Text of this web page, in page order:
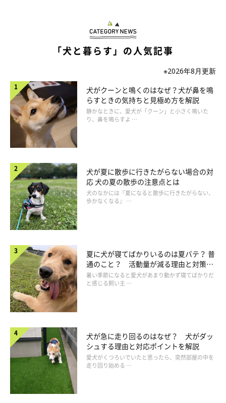
「犬と暮らす」の人気記事
※2026年8月更新
犬がクーンと鳴くのはなぜ？犬が鼻を鳴
らすときの気持ちと見極め方を解説
静かなときに、愛犬が「クーン」と小さく鳴いた
り、鼻を鳴らすよ …
犬が夏に散歩に行きたがらない場合の対
応 犬の夏の散歩の注意点とは
犬のなかには『夏になると散歩に行きたがらない、
歩かなくなる』 …
夏に犬が寝てばかりいるのは夏バテ？ 普
通のこと？ 活動量が減る理由と対策と
は
暑い季節になると愛犬があまり動かず寝てばかりだ
と感じる飼い主 …
犬が急に走り回るのはなぜ？ 犬がダッ
シュする理由と対応ポイントを解説
愛犬がくつろいでいたと思ったら、突然部屋の中を
走り回り始める …